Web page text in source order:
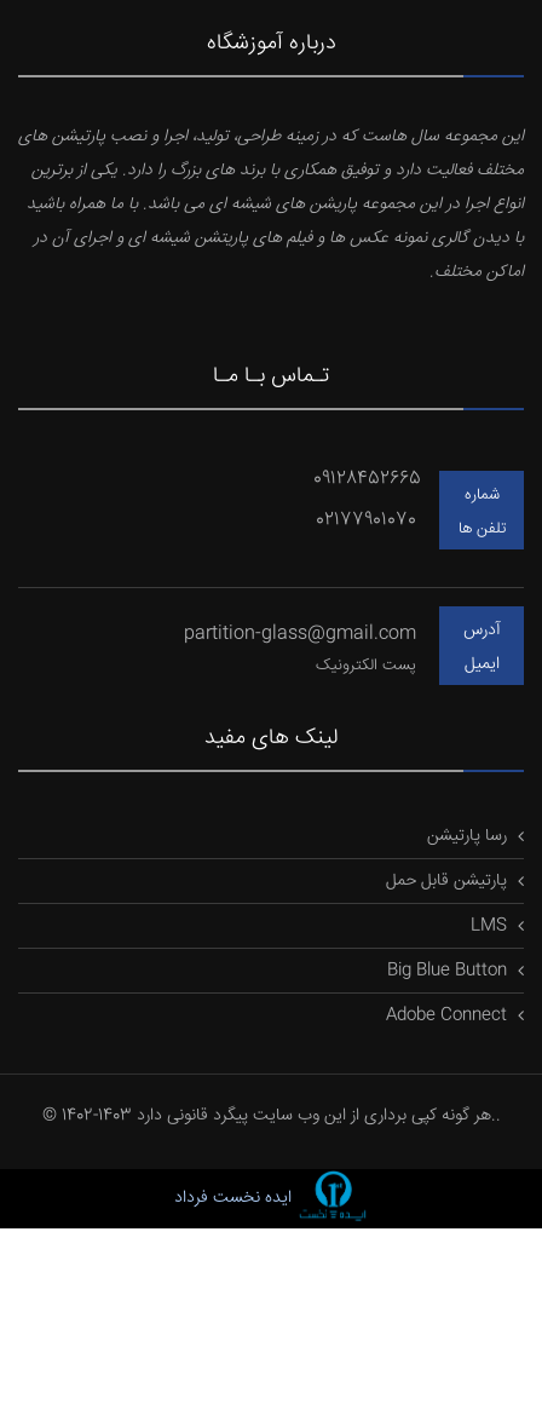
درباره آموزشگاه
این مجموعه سال هاست که در زمینه طراحی، تولید، اجرا و نصب پارتیشن های
مختلف فعالیت دارد و توفیق همکاری با برند های بزرگ را دارد. یکی از برترین
انواع اجرا در این مجموعه پاریشن های شیشه ای می باشد. با ما همراه باشید
با دیدن گالری نمونه عکس ها و فیلم های پاریتشن شیشه ای و اجرای آن در
اماکن مختلف.
تـماس بـا مـا
شماره
تلفن ها
09128452665
آدرس
ایمیل
پست الکترونیک
لینک های مفید
رسا پارتیشن
پارتیشن قابل حمل
LMS
Big Blue Button
Adobe Connect
© 1402-1403 هر گونه کپی برداری از این وب سایت پیگرد قانونی دارد..
ایده نخست فرداد